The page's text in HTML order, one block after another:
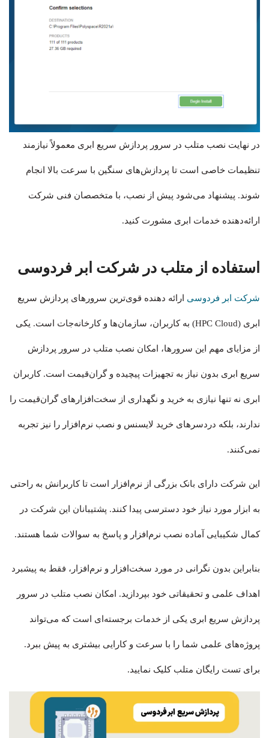
در نهایت نصب متلب در سرور پردازش سریع ابری معمولاً نیازمند
تنظیمات خاصی است تا پردازش‌های سنگین با سرعت بالا انجام
شوند. پیشنهاد می‌شود پیش از نصب، با متخصصان فنی شرکت
ارائه‌دهنده خدمات ابری مشورت کنید.
استفاده از متلب در شرکت ابر فردوسی
شرکت ابر فردوسی ارائه دهنده قوی‌ترین سرورهای پردازش سریع
ابری (HPC Cloud) به کاربران، سازمان‌ها و کارخانه‌جات است. یکی
از مزایای مهم این سرورها، امکان نصب متلب در سرور پردازش
سریع ابری بدون نیاز به تجهیزات پیچیده و گران‌قیمت است. کاربران
ابری نه تنها نیازی به خرید و نگهداری از سخت‌افزارهای گران‌قیمت را
ندارند، بلکه دردسرهای خرید لایسنس و نصب نرم‌افزار را نیز تجربه
نمی‌کنند.
این شرکت دارای بانک بزرگی از نرم‌افزار است تا کاربرانش به راحتی
به ابزار مورد نیاز خود دسترسی پیدا کنند. پشتیبانان این شرکت در
کمال شکیبایی آماده نصب نرم‌افزار و پاسخ به سوالات شما هستند.
بنابراین بدون نگرانی در مورد سخت‌افزار و نرم‌افزار، فقط به پیشبرد
اهداف علمی و تحقیقاتی خود بپردازید. امکان نصب متلب در سرور
پردازش سریع ابری یکی از خدمات برجسته‌ای است که می‌تواند
پروژه‌های علمی شما را با سرعت و کارایی بیشتری به پیش ببرد.
برای تست رایگان متلب کلیک نمایید.